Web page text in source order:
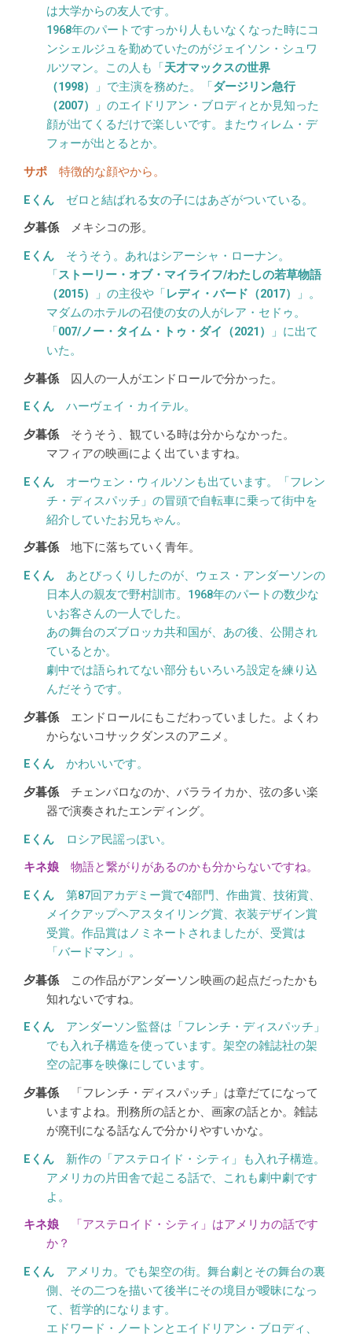
は大学からの友人です。
1968年のパートですっかり人もいなくなった時にコ
ンシェルジュを勤めていたのがジェイソン・シュワ
ルツマン。この人も「天才マックスの世界
（1998）
」で主演を務めた。「ダージリン急行
（2007）
」のエイドリアン・ブロディとか見知った
顔が出てくるだけで楽しいです。またウィレム・デ
フォーが出とるとか。
特徴的な顔やから。
ゼロと結ばれる女の子にはあざがついている。
メキシコの形。
そうそう。あれはシアーシャ・ローナン。
「ストーリー・オブ・マイライフ/わたしの若草物語
（2015）
」の主役や「レディ・バード（2017）
」。
マダムのホテルの召使の女の人がレア・セドゥ。
「007/ノー・タイム・トゥ・ダイ（2021）
」に出て
いた。
囚人の一人がエンドロールで分かった。
ハーヴェイ・カイテル。
そうそう、観ている時は分からなかった。
マフィアの映画によく出ていますね。
オーウェン・ウィルソンも出ています。「フレン
チ・ディスパッチ」の冒頭で自転車に乗って街中を
紹介していたお兄ちゃん。
地下に落ちていく青年。
あとびっくりしたのが、ウェス・アンダーソンの
日本人の親友で野村訓市。1968年のパートの数少な
いお客さんの一人でした。
あの舞台のズブロッカ共和国が、あの後、公開され
ているとか。
劇中では語られてない部分もいろいろ設定を練り込
んだそうです。
エンドロールにもこだわっていました。よくわ
からないコサックダンスのアニメ。
かわいいです。
チェンバロなのか、バラライカか、弦の多い楽
器で演奏されたエンディング。
ロシア民謡っぽい。
物語と繋がりがあるのかも分からないですね。
第87回アカデミー賞で4部門、作曲賞、技術賞、
メイクアップヘアスタイリング賞、衣装デザイン賞
受賞。作品賞はノミネートされましたが、受賞は
「バードマン」。
この作品がアンダーソン映画の起点だったかも
知れないですね。
アンダーソン監督は「フレンチ・ディスパッチ」
でも入れ子構造を使っています。架空の雑誌社の架
空の記事を映像にしています。
「フレンチ・ディスパッチ」は章だてになって
いますよね。刑務所の話とか、画家の話とか。雑誌
が廃刊になる話なんで分かりやすいかな。
新作の「アステロイド・シティ」も入れ子構造。
アメリカの片田舎で起こる話で、これも劇中劇です
よ。
「アステロイド・シティ」はアメリカの話です
か？
アメリカ。でも架空の街。舞台劇とその舞台の裏
側、その二つを描いて後半にその境目が曖昧になっ
て、哲学的になります。
エドワード・ノートンとエイドリアン・ブロディ、